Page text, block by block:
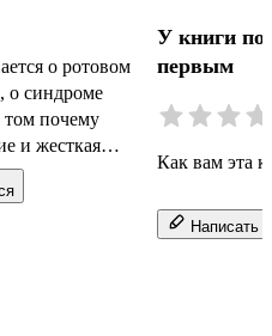
о ротовом
о синдроме
том почему
и жесткая
и о многом ...
У книги
первым
Как вам эта
Написать